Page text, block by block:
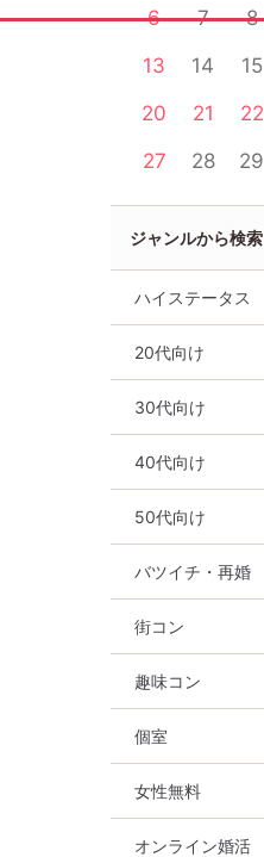
6
7 8
13
14 15
20
21 22
27
28 29
ジャンルから検索
ハイステータス
20代向け
30代向け
40代向け
50代向け
バツイチ・再婚
街コン
趣味コン
個室
女性無料
オンライン婚活